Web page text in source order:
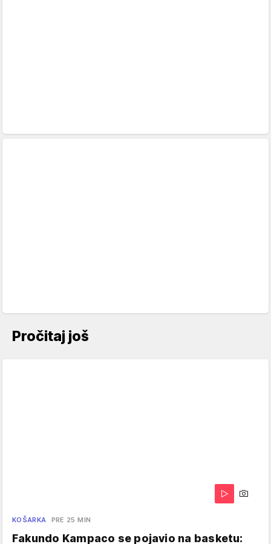
Pročitaj još
KOŠARKA PRE 25 MIN
Fakundo Kampaco se pojavio na basketu: